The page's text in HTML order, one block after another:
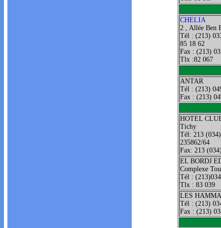
CHELIA
2 , Allée Ben
Tél : (213)
85 18 62
Fax : (213)
Tlx :82 067
ANTAR
Tél : (213)
Fax : (213)
HOTEL
Tichy
Tél: 213
235862/64
Fax: 213
EL BORDJ
Complexe
Tél :
Tlx : 83 039
LES
Tél : (213)
Fax : (213)